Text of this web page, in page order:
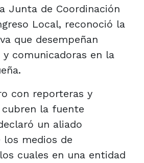
Junta de Coordinación
Local, reconoció la
que desempeñan
y comunicadoras en la
con reporteras y
la fuente
un aliado
los medios de
cuales en una entidad